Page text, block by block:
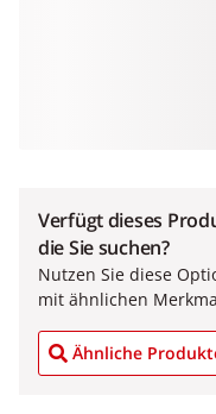
Verfügt dieses
die Sie suchen?
Nutzen Sie diese
mit ähnlichen
Ähnliche